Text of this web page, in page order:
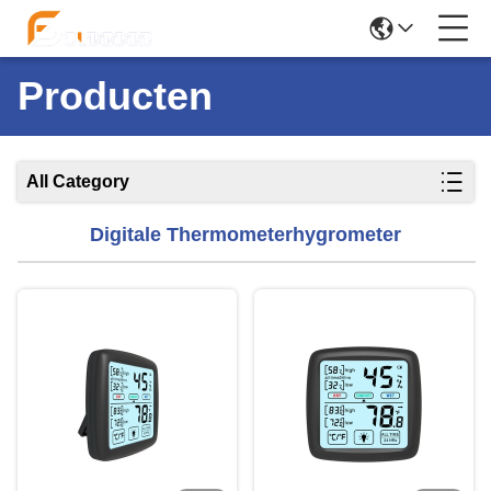
Producten
All Category
Digitale Thermometerhygrometer